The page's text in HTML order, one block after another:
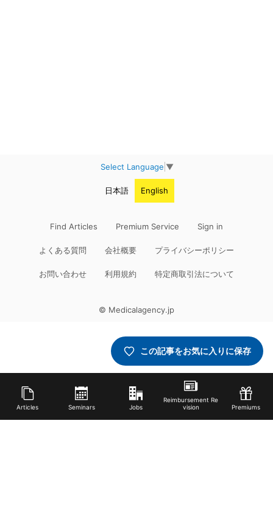
Articles Seminars Jobs
Reimbursement Re
vision
Premiums
この記事をお気に入りに保存
Select Language ▼
日本語 English
Find Articles Premium Service Sign in
よくある質問 会社概要 プライバシーポリシー
お問い合わせ 利用規約 特定商取引法について
© Medicalagency.jp